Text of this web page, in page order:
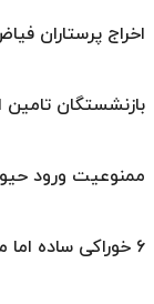
اخراج پرستاران
بازنشستگان تامین
ممنوعیت ورود
۶ خوراکی ساده اما مؤثر برای سلامت مردان